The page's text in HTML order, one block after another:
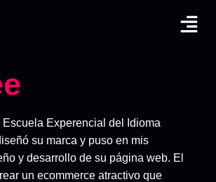
Experencial del Idioma
su marca y puso en mis
y desarrollo de su página web. El
un ecommerce atractivo que